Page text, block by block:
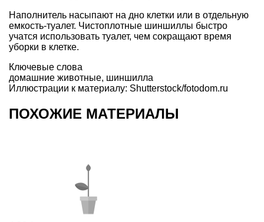
Наполнитель насыпают на дно клетки или в отдельную
емкость-туалет. Чистоплотные шиншиллы быстро
учатся использовать туалет, чем сокращают время
уборки в клетке.
Ключевые слова
домашние животные, шиншилла
Иллюстрации к материалу: Shutterstock/fotodom.ru
ПОХОЖИЕ МАТЕРИАЛЫ